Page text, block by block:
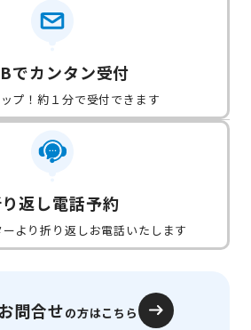
でカンタン受付
プ！約１分で受付できます
返し電話予約
より折り返しお電話いたします
問合せの方はこちら